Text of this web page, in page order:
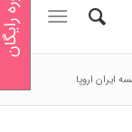
ایران اروپا